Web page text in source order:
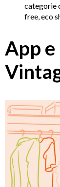
categorie
free, eco
App